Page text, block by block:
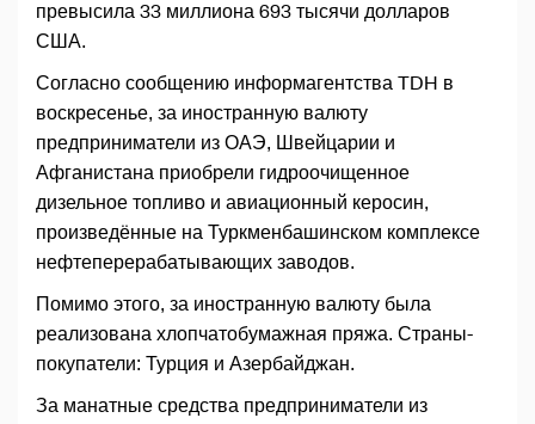
превысила 33 миллиона 693 тысячи долларов
США.
Согласно сообщению информагентства TDH в
воскресенье, за иностранную валюту
предприниматели из ОАЭ, Швейцарии и
Афганистана приобрели гидроочищенное
дизельное топливо и авиационный керосин,
произведённые на Туркменбашинском комплексе
нефтеперерабатывающих заводов.
Помимо этого, за иностранную валюту была
реализована хлопчатобумажная пряжа. Страны-
покупатели: Турция и Азербайджан.
За манатные средства предприниматели из